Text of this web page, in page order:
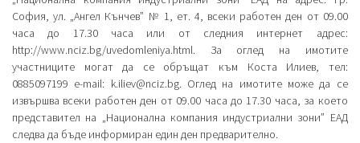
София, ул. „Ангел Кънчев” № 1, ет. 4, всеки работен ден от 09.00
часа до 17.30 часа или от следния интернет адрес:
http://www.nciz.bg/uvedomleniya.html. За оглед на имотите
участниците могат да се обръщат към Коста Илиев, тел:
0885097199 e-mail: k.iliev@nciz.bg. Оглед на имотите може да се
извършва всеки работен ден от 09.00 часа до 17.30 часа, за което
представител на „Национална компания индустриални зони” ЕАД
следва да бъде информиран един ден предварително.